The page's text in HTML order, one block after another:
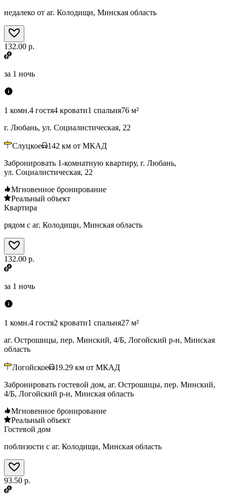
недалеко от аг. Колодищи, Минская область
132.00 р.
за 1 ночь
1 комн.4 гостя4 кровати1 спальня76 м²
г. Любань, ул. Социалистическая, 22
Слуцкое 142 км от МКАД
Забронировать 1-комнатную квартиру, г. Любань,
ул. Социалистическая, 22
Мгновенное бронирование
Реальный объект
Квартира
рядом с аг. Колодищи, Минская область
132.00 р.
за 1 ночь
1 комн.4 гостя2 кровати1 спальня27 м²
аг. Острошицы, пер. Минский, 4/Б, Логойский р-н, Минская
область
Логойское 19.29 км от МКАД
Забронировать гостевой дом, аг. Острошицы, пер. Минский,
4/Б, Логойский р-н, Минская область
Мгновенное бронирование
Реальный объект
Гостевой дом
поблизости с аг. Колодищи, Минская область
93.50 р.